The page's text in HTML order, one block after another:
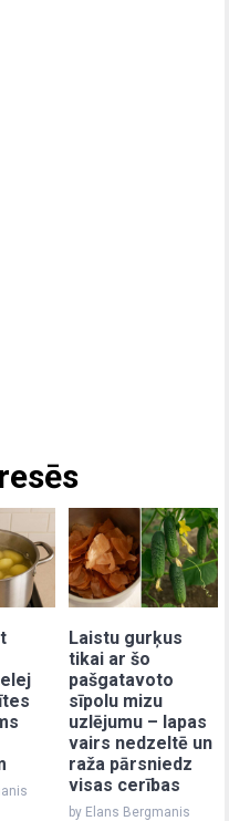
Laistu gurķus
tikai ar šo
pašgatavoto
sīpolu mizu
uzlējumu – lapas
vairs nedzeltē un
raža pārsniedz
visas cerības
by Elans Bergmanis